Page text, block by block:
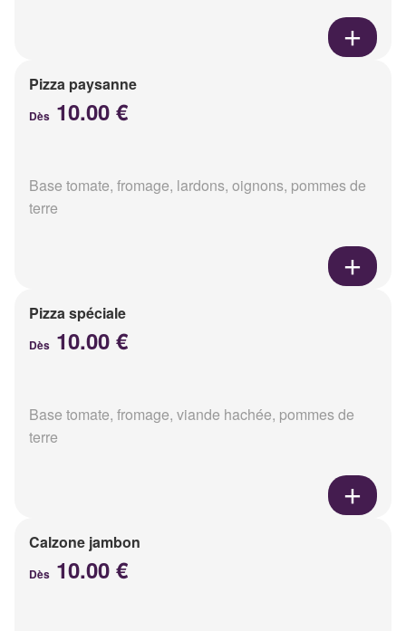
Pizza paysanne
Dès 10.00 €
Base tomate, fromage, lardons, oignons, pommes de
terre
Pizza spéciale
Dès 10.00 €
Base tomate, fromage, viande hachée, pommes de
terre
Calzone jambon
Dès 10.00 €